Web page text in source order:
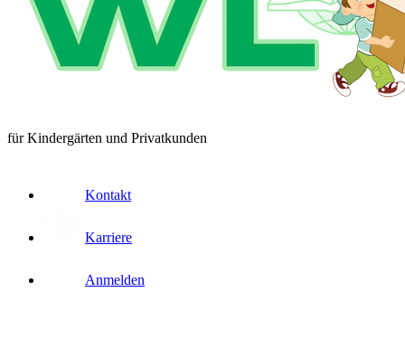
für Kindergärten und Privatkunden
Kontakt
Karriere
Anmelden